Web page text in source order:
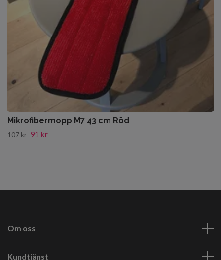
Mikrofibermopp M7 43 cm Röd
107 kr 91 kr
Om oss
Kundtjänst